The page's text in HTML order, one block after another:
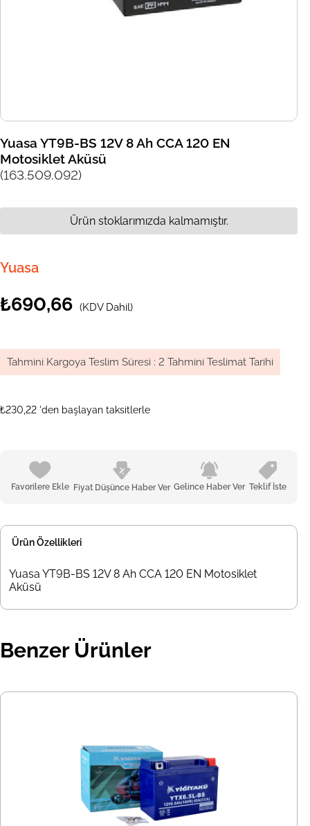
Yuasa YT9B-BS 12V 8 Ah CCA 120 EN
Motosiklet Aküsü
(163.509.092)
Yuasa
₺690,66 (KDV Dahil)
Tahmini Kargoya Teslim Süresi : 2 Tahmini Teslimat Tarihi
₺230,22 'den başlayan taksitlerle
Favorilere Ekle Fiyat Düşünce Haber Ver Gelince Haber Ver Teklif İste
Ürün stoklarımızda kalmamıştır.
Ürün Özellikleri
Yuasa YT9B-BS 12V 8 Ah CCA 120 EN Motosiklet
Aküsü
Benzer Ürünler